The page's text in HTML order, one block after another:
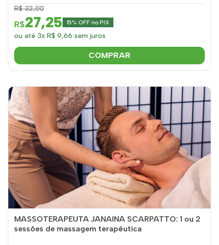
R$ 32,00
R$27,25 15% OFF no PIX
ou até 3x R$ 9,66 sem juros
COMPRAR
MASSOTERAPEUTA JANAINA SCARPATTO: 1 ou 2
sessões de massagem terapêutica